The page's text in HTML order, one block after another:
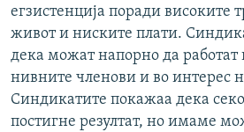
егзистенција поради високите
живот и ниските плати.
дека можат напорно да работат
нивните членови и во интерес
Синдикатите покажаа дека
постигне резултат, но имаме